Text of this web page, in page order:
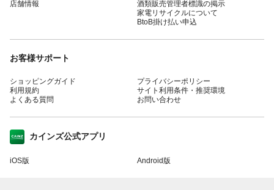
店舗情報
酒類販売管理者標識の掲示
家電リサイクルについて
BtoB掛け払い申込
お客様サポート
ショッピングガイド
利用規約
よくある質問
プライバシーポリシー
サイト利用条件・推奨環境
お問い合わせ
カインズ公式アプリ
iOS版 Android版